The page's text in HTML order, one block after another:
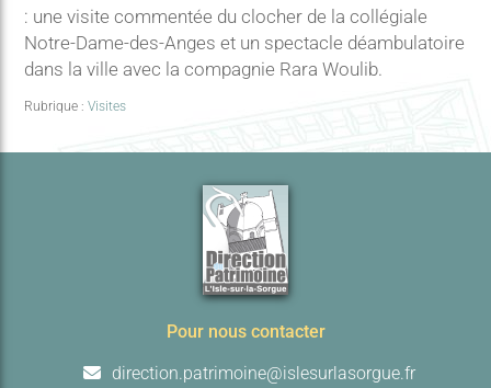
: une visite commentée du clocher de la collégiale
Notre-Dame-des-Anges et un spectacle déambulatoire
dans la ville avec la compagnie Rara Woulib.
Rubrique :Visites
Pour nous contacter
direction.patrimoine@islesurlasorgue.fr